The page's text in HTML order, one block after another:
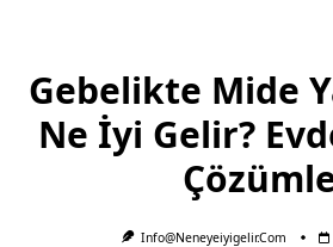
Gebelikte Mide
Ne İyi Gelir?
Info@neneyeiyigelir.com